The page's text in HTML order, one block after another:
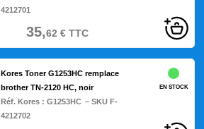
4212701
35,62€TTC
Kores Toner G1253HC remplace
brother TN-2120 HC, noir
Réf. Kores : G1253HC – SKU F-
4212702
EN STOCK